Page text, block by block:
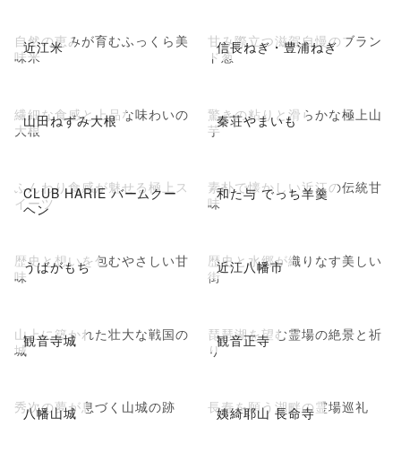
近江米
自然の恵みが育むふっくら美
味米
信長ねぎ・豊浦ねぎ
甘み際立つ滋賀自慢のブラン
ド葱
山田ねずみ大根
繊細な食感と上品な味わいの
大根
秦荘やまいも
驚きの粘りと滑らかな極上山
芋
CLUB HARIE バームクー
ヘン
ふんわり食感が魅せる極上ス
イーツ
和た与 でっち羊羹
素朴で懐かしい近江の伝統甘
味
うばがもち
歴史と想いを包むやさしい甘
味
近江八幡市
歴史と水郷が織りなす美しい
街
観音寺城
山上に築かれた壮大な戦国の
城
観音正寺
琵琶湖を望む霊場の絶景と祈
り
八幡山城
秀次の夢が息づく山城の跡 姨綺耶山 長命寺
長寿を願う湖畔の霊場巡礼